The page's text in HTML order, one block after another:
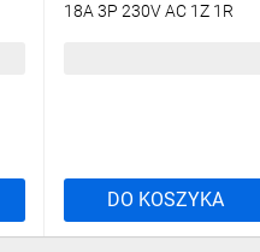
18A 3P 230V AC 1Z 1R
DO KOSZYKA